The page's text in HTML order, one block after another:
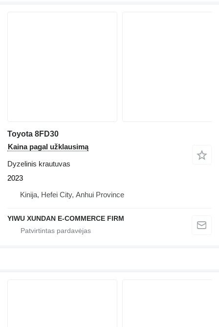
Toyota 8FD30
Kaina pagal užklausimą
Dyzelinis krautuvas
2023
Kinija, Hefei City, Anhui Province
YIWU XUNDAN E-COMMERCE FIRM